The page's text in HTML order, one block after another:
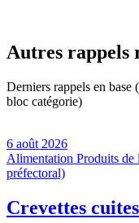
Autres rappels
Derniers rappels en base
bloc catégorie)
6 août 2026
Alimentation Produits
préfectoral)
Crevettes